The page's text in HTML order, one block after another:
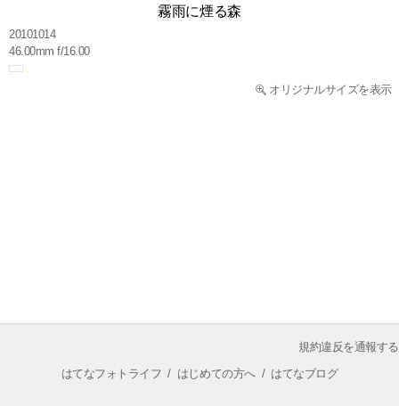
霧雨に煙る森
20101014
46.00mm f/16.00
オリジナルサイズを表示
規約違反を通報する
はてなフォトライフ / はじめての方へ/ はてなブログ